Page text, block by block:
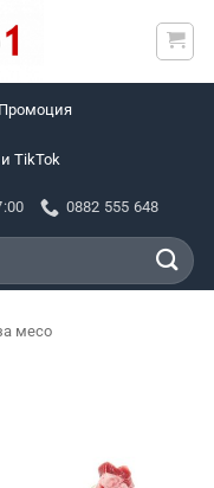
Промоция
TikTok
0882 555 648
месо